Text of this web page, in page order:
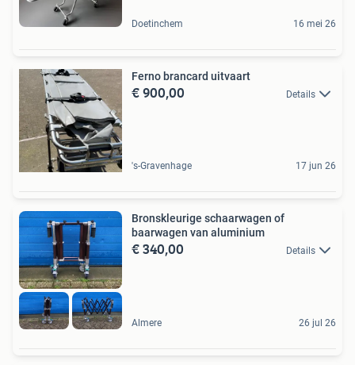
Doetinchem 16 mei 26
Ferno brancard uitvaart
€ 900,00 Details
's-Gravenhage 17 jun 26
Bronskleurige schaarwagen of
baarwagen van aluminium
€ 340,00 Details
Almere 26 jul 26